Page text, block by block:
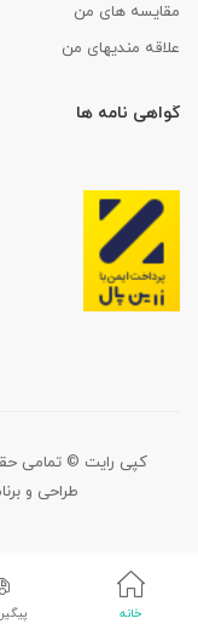
مقایسه های من
علاقه مندیهای من
گواهی نامه ها
کپی رایت © تمامی
طراحی و
خانه